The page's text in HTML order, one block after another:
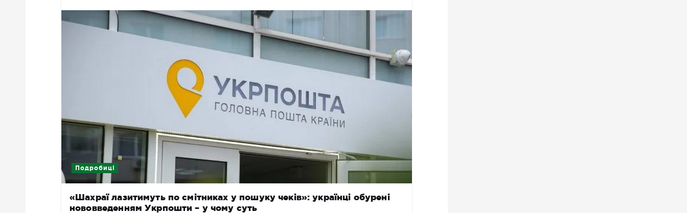
Подробиці
«Шахраї лазитимуть по смітниках у пошуку чеків»: українці обурені
нововведенням Укрпошти – у чому суть